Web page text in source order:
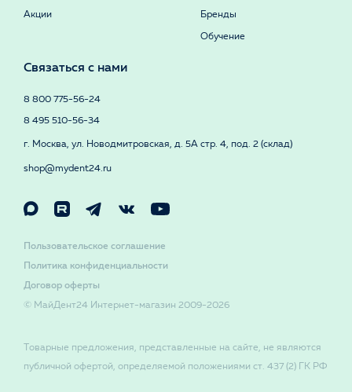
Акции Бренды
Обучение
Связаться с нами
8 800 775-56-24
8 495 510-56-34
г. Москва, ул. Новодмитровская, д. 5А стр. 4, под. 2 (склад)
shop@mydent24.ru
© МайДент24 Интернет-магазин 2009-2026
Договор оферты
Политика конфиденциальности
Пользовательское соглашение
Товарные предложения, представленные на сайте, не являются
публичной офертой, определяемой положениями ст. 437 (2) ГК РФ